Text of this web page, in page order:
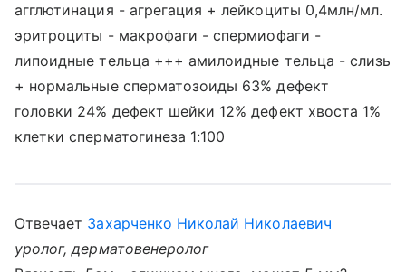
агглютинация - агрегация + лейкоциты 0,4млн/мл.
эритроциты - макрофаги - спермиофаги -
липоидные тельца +++ амилоидные тельца - слизь
+ нормальные сперматозоиды 63% дефект
головки 24% дефект шейки 12% дефект хвоста 1%
клетки сперматогинеза 1:100
Отвечает Захарченко Николай Николаевич
уролог, дерматовенеролог